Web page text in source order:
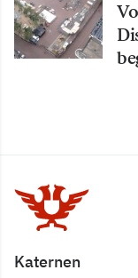
Katernen